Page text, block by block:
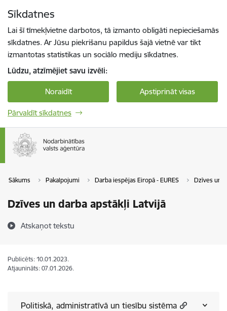
Sīkdatnes
Lai šī tīmekļvietne darbotos, tā izmanto obligāti nepieciešamās
sīkdatnes. Ar Jūsu piekrišanu papildus šajā vietnē var tikt
izmantotas statistikas un sociālo mediju sīkdatnes.
Lūdzu, atzīmējiet savu izvēli:
Noraidīt Apstiprināt visas
Pārvaldīt sīkdatnes
Sākums Pakalpojumi Darba iespējas Eiropā - EURES Dzīves un
Dzīves un darba apstākļi Latvijā
Atskaņot tekstu
Publicēts: 10.01.2023.
Atjaunināts: 07.01.2026.
Politiskā, administratīvā un tiesību sistēma